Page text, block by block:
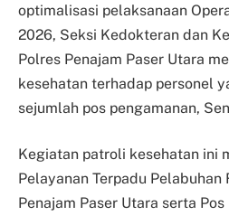
optimalisasi pelaksanaan
2026, Seksi Kedokteran dan
Polres Penajam Paser Utara
kesehatan terhadap personel
sejumlah pos pengamanan,
Kegiatan patroli kesehatan ini
Pelayanan Terpadu Pelabuhan
Penajam Paser Utara serta Pos